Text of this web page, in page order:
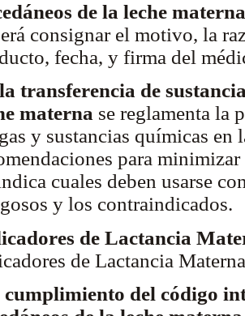
de la leche
consignar el motivo, la
fecha, y firma del
transferencia de
materna se reglamenta la
y sustancias químicas en
para
cuales deben usarse
y los contraindicados.
de Lactancia
de Lactancia
cumplimiento del código